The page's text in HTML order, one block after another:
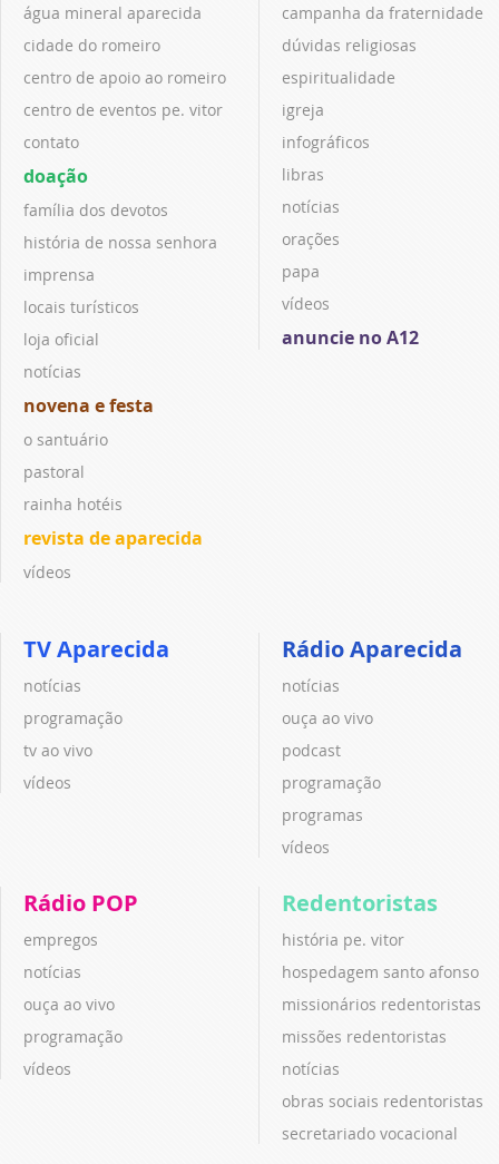
água mineral aparecida
cidade do romeiro
centro de apoio ao romeiro
centro de eventos pe. vitor
contato
doação
família dos devotos
história de nossa senhora
imprensa
locais turísticos
loja oficial
notícias
novena e festa
o santuário
pastoral
rainha hotéis
revista de aparecida
vídeos
campanha da fraternidade
dúvidas religiosas
espiritualidade
igreja
infográficos
libras
notícias
orações
papa
vídeos
anuncie no A12
TV Aparecida
notícias
programação
tv ao vivo
vídeos
Rádio Aparecida
notícias
ouça ao vivo
podcast
programação
programas
vídeos
Rádio POP
empregos
notícias
ouça ao vivo
programação
vídeos
Redentoristas
história pe. vitor
hospedagem santo afonso
missionários redentoristas
missões redentoristas
notícias
obras sociais redentoristas
secretariado vocacional